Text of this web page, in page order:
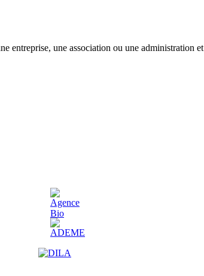
entreprise, une association ou une administration et